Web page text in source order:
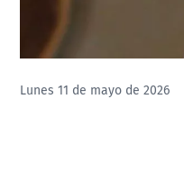
Lunes 11 de mayo de 2026